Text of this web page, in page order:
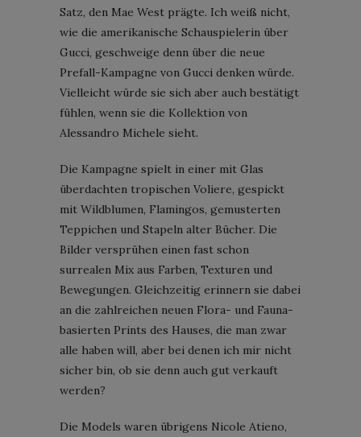
Satz, den Mae West prägte. Ich weiß nicht,
wie die amerikanische Schauspielerin über
Gucci, geschweige denn über die neue
Prefall-Kampagne von Gucci denken würde.
Vielleicht würde sie sich aber auch bestätigt
fühlen, wenn sie die Kollektion von
Alessandro Michele sieht.
Die Kampagne spielt in einer mit Glas
überdachten tropischen Voliere, gespickt
mit Wildblumen, Flamingos, gemusterten
Teppichen und Stapeln alter Bücher. Die
Bilder versprühen einen fast schon
surrealen Mix aus Farben, Texturen und
Bewegungen. Gleichzeitig erinnern sie dabei
an die zahlreichen neuen Flora- und Fauna-
basierten Prints des Hauses, die man zwar
alle haben will, aber bei denen ich mir nicht
sicher bin, ob sie denn auch gut verkauft
werden?
Die Models waren übrigens Nicole Atieno,